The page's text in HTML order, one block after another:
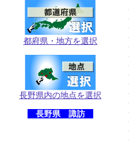
都府県・地方を選択
長野県内の地点を選択
長野県 諏訪